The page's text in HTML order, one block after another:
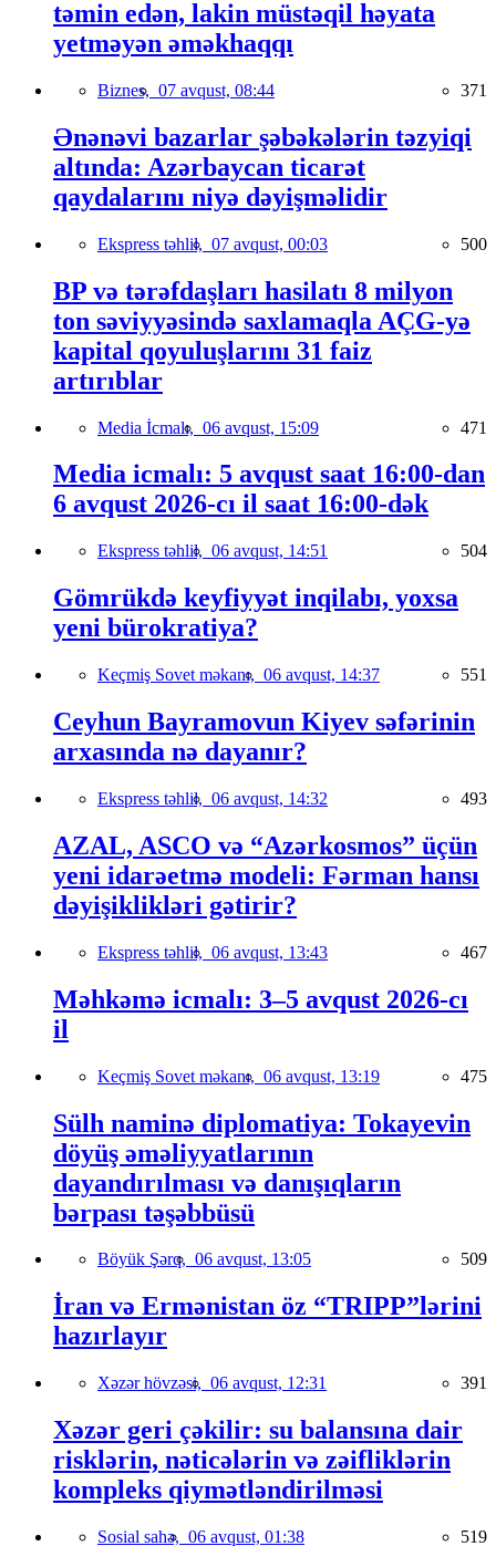
təmin edən, lakin müstəqil həyata
yetməyən əməkhaqqı
Biznes, 07 avqust, 08:44 371
Ənənəvi bazarlar şəbəkələrin təzyiqi
altında: Azərbaycan ticarət
qaydalarını niyə dəyişməlidir
Ekspress təhlil, 07 avqust, 00:03 500
BP və tərəfdaşları hasilatı 8 milyon
ton səviyyəsində saxlamaqla AÇG-yə
kapital qoyuluşlarını 31 faiz
artırıblar
Media İcmalı, 06 avqust, 15:09 471
Media icmalı: 5 avqust saat 16:00-dan
6 avqust 2026-cı il saat 16:00-dək
Ekspress təhlil, 06 avqust, 14:51 504
Gömrükdə keyfiyyət inqilabı, yoxsa
yeni bürokratiya?
Keçmiş Sovet məkanı, 06 avqust, 14:37 551
Ceyhun Bayramovun Kiyev səfərinin
arxasında nə dayanır?
Ekspress təhlil, 06 avqust, 14:32 493
AZAL, ASCO və “Azərkosmos” üçün
yeni idarəetmə modeli: Fərman hansı
dəyişiklikləri gətirir?
Ekspress təhlil, 06 avqust, 13:43 467
Məhkəmə icmalı: 3–5 avqust 2026-cı
il
Keçmiş Sovet məkanı, 06 avqust, 13:19 475
Sülh naminə diplomatiya: Tokayevin
döyüş əməliyyatlarının
dayandırılması və danışıqların
bərpası təşəbbüsü
Böyük Şərq, 06 avqust, 13:05 509
İran və Ermənistan öz “TRIPP”lərini
hazırlayır
Xəzər hövzəsi, 06 avqust, 12:31 391
Xəzər geri çəkilir: su balansına dair
risklərin, nəticələrin və zəifliklərin
kompleks qiymətləndirilməsi
Sosial sahə, 06 avqust, 01:38 519